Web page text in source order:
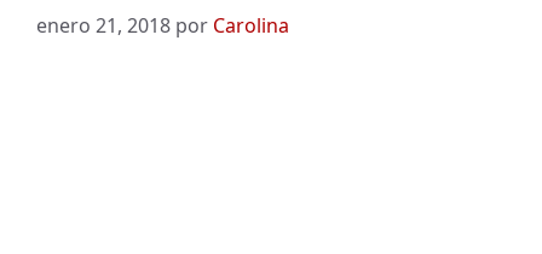
enero 21, 2018 por Carolina